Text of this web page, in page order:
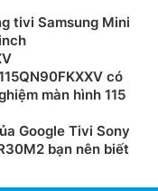
tivi Samsung Mini
có
màn hình 115
Google Tivi Sony
bạn nên biết